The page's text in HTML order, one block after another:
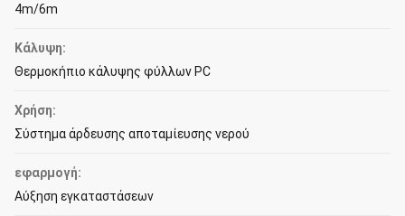
4m/6m
Κάλυψη:
Θερμοκήπιο κάλυψης φύλλων PC
Χρήση:
Σύστημα άρδευσης αποταμίευσης νερού
εφαρμογή:
Αύξηση εγκαταστάσεων